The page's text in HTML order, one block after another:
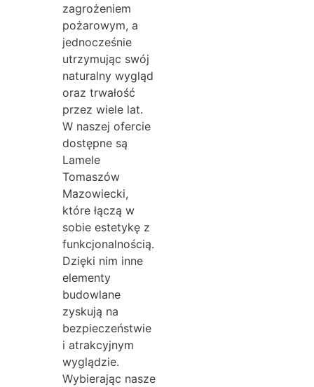
zagrożeniem
pożarowym, a
jednocześnie
utrzymując swój
naturalny wygląd
oraz trwałość
przez wiele lat.
W naszej ofercie
dostępne są
Lamele
Tomaszów
Mazowiecki,
które łączą w
sobie estetykę z
funkcjonalnością.
Dzięki nim inne
elementy
budowlane
zyskują na
bezpieczeństwie
i atrakcyjnym
wyglądzie.
Wybierając nasze